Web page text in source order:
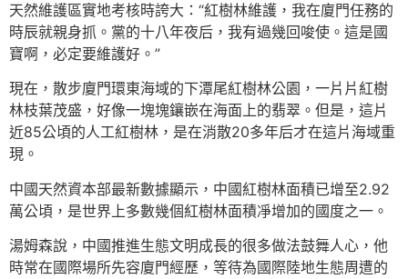
天然維護區實地考核時誇大：“紅樹林維護，我在廈門任務的
時辰就親身抓。黨的十八年夜后，我有過幾回唆使。這是國
寶啊，必定要維護好。”
現在，散步廈門環東海域的下潭尾紅樹林公園，一片片紅樹
林枝葉茂盛，好像一塊塊鑲嵌在海面上的翡翠。但是，這片
近85公頃的人工紅樹林，是在消散20多年后才在這片海域重
現。
中國天然資本部最新數據顯示，中國紅樹林面積已增至2.92
萬公頃，是世界上多數幾個紅樹林面積凈增加的國度之一。
湯姆森說，中國推進生態文明成長的很多做法鼓舞人心，他
時常在國際場所先容廈門經歷，等待為國際陸地生態周遭的